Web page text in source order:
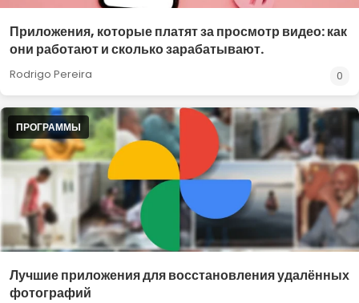
Приложения, которые платят за просмотр видео: как
они работают и сколько зарабатывают.
Rodrigo Pereira 0
ПРОГРАММЫ
Лучшие приложения для восстановления удалённых
фотографий